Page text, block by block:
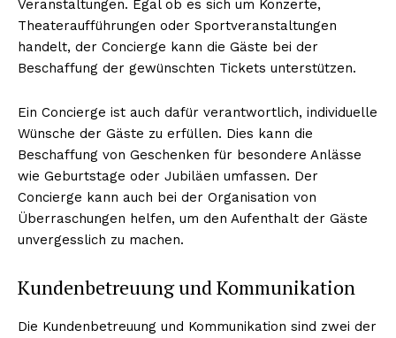
Veranstaltungen. Egal ob es sich um Konzerte,
Theateraufführungen oder Sportveranstaltungen
handelt, der Concierge kann die Gäste bei der
Beschaffung der gewünschten Tickets unterstützen.
Ein Concierge ist auch dafür verantwortlich, individuelle
Wünsche der Gäste zu erfüllen. Dies kann die
Beschaffung von Geschenken für besondere Anlässe
wie Geburtstage oder Jubiläen umfassen. Der
Concierge kann auch bei der Organisation von
Überraschungen helfen, um den Aufenthalt der Gäste
unvergesslich zu machen.
Kundenbetreuung und Kommunikation
Die Kundenbetreuung und Kommunikation sind zwei der